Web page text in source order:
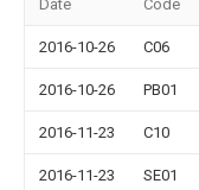
Date Code
2016-10-26 C06
2016-10-26 PB01
2016-11-23 C10
2016-11-23 SE01